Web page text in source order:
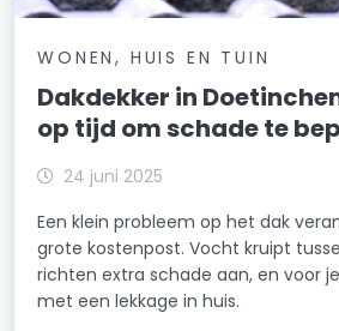
WONEN, HUIS EN TUIN
Dakdekker in
op tijd om schade te
24 juni 2025
Een klein probleem op het dak
grote kostenpost. Vocht kruipt
richten extra schade aan, en voor
met een lekkage in huis.